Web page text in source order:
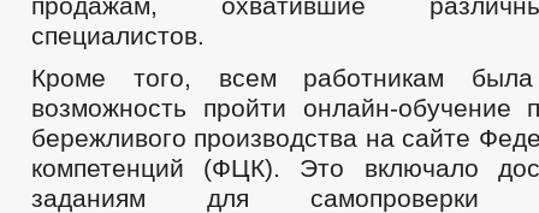
специалистов.
Кроме того, всем работникам была
возможность пройти онлайн-обучение
бережливого производства на сайте
компетенций (ФЦК). Это включало
заданиям для самопроверки